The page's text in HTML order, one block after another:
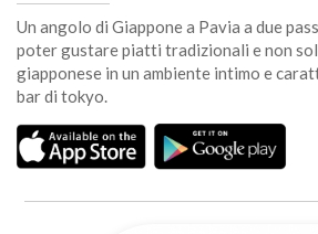
Un angolo di Giappone a Pavia a due
poter gustare piatti tradizionali e non
giapponese in un ambiente intimo e
bar di tokyo.